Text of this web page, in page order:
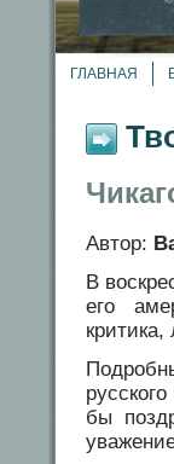
ГЛАВНАЯ
Автор:
В
его
критика,
бы